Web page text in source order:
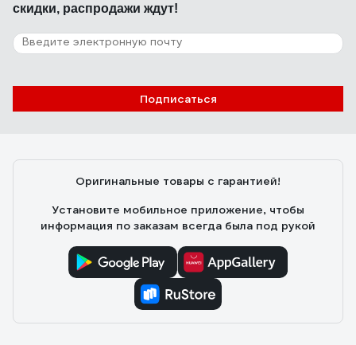
скидки, распродажи ждут!
Подписаться
Оригинальные товары с гарантией!
Установите мобильное приложение, чтобы
информация по заказам всегда была под рукой